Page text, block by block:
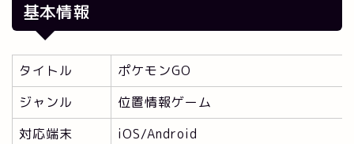
基本情報
タイトル
ポケモンGO
ジャンル
位置情報ゲーム
対応端末
iOS/Android